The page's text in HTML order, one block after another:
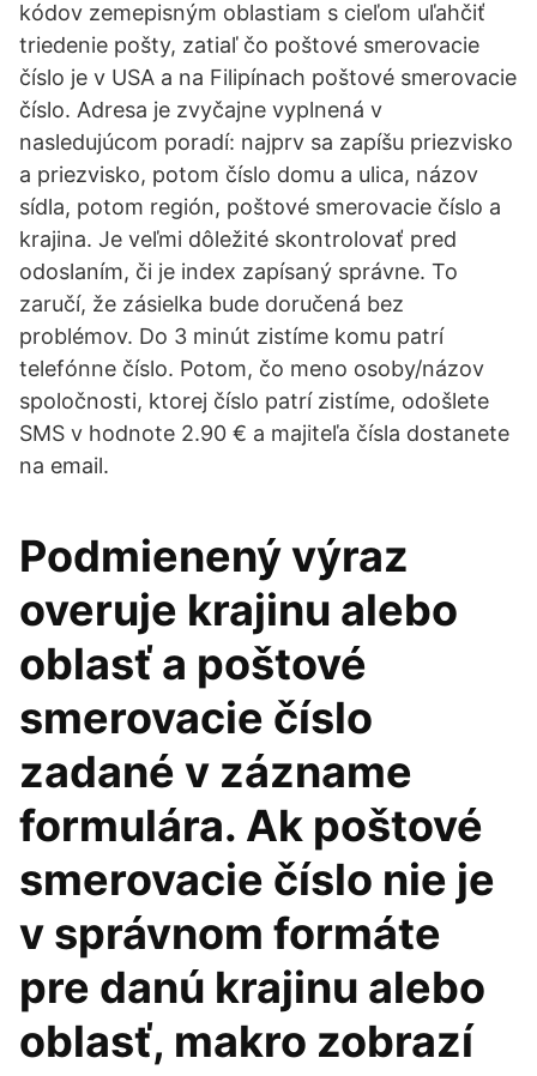
kódov zemepisným oblastiam s cieľom uľahčiť
triedenie pošty, zatiaľ čo poštové smerovacie
číslo je v USA a na Filipínach poštové smerovacie
číslo. Adresa je zvyčajne vyplnená v
nasledujúcom poradí: najprv sa zapíšu priezvisko
a priezvisko, potom číslo domu a ulica, názov
sídla, potom región, poštové smerovacie číslo a
krajina. Je veľmi dôležité skontrolovať pred
odoslaním, či je index zapísaný správne. To
zaručí, že zásielka bude doručená bez
problémov. Do 3 minút zistíme komu patrí
telefónne číslo. Potom, čo meno osoby/názov
spoločnosti, ktorej číslo patrí zistíme, odošlete
SMS v hodnote 2.90 € a majiteľa čísla dostanete
na email.
Podmienený výraz
overuje krajinu alebo
oblasť a poštové
smerovacie číslo
zadané v zázname
formulára. Ak poštové
smerovacie číslo nie je
v správnom formáte
pre danú krajinu alebo
oblasť, makro zobrazí